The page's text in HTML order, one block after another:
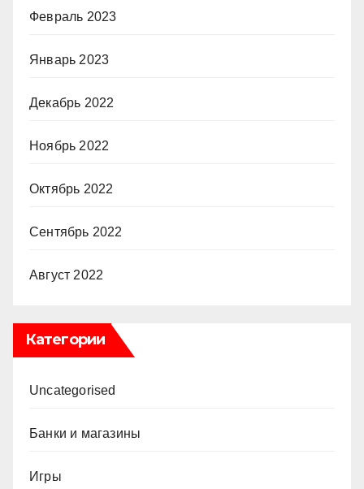
Февраль 2023
Январь 2023
Декабрь 2022
Ноябрь 2022
Октябрь 2022
Сентябрь 2022
Август 2022
Категории
Uncategorised
Банки и магазины
Игры